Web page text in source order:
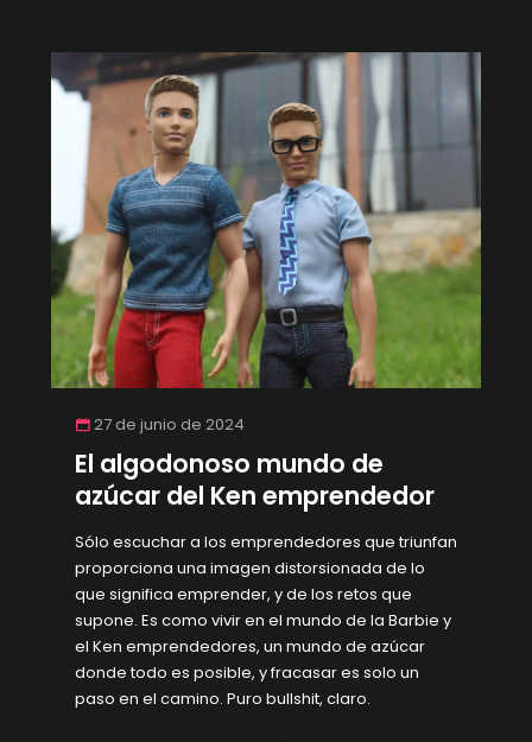
27 de junio de 2024
El algodonoso mundo de
azúcar del Ken emprendedor
Sólo escuchar a los emprendedores que triunfan
proporciona una imagen distorsionada de lo
que significa emprender, y de los retos que
supone. Es como vivir en el mundo de la Barbie y
el Ken emprendedores, un mundo de azúcar
donde todo es posible, y fracasar es solo un
paso en el camino. Puro bullshit, claro.